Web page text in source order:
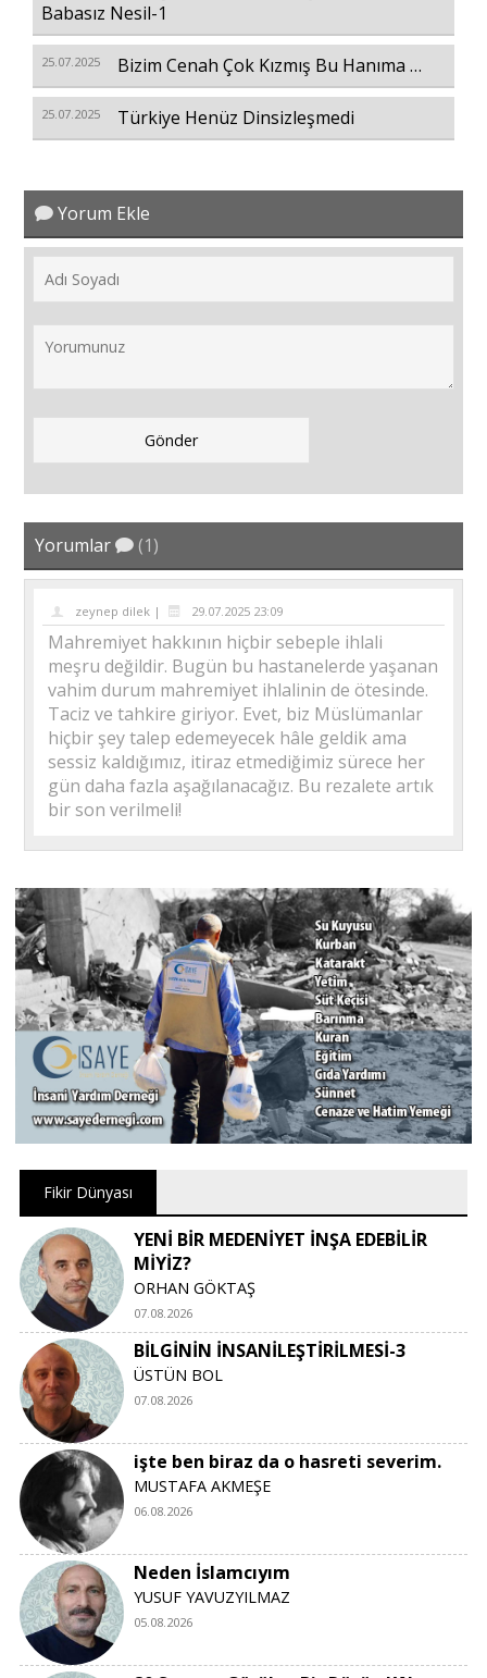
Babasız Nesil-1
25.07.2025 Bizim Cenah Çok Kızmış Bu Hanıma …
25.07.2025 Türkiye Henüz Dinsizleşmedi
Yorum Ekle
Yorumlar (1)
zeynep dilek | 29.07.2025 23:09
Mahremiyet hakkının hiçbir sebeple ihlali
meşru değildir. Bugün bu hastanelerde yaşanan
vahim durum mahremiyet ihlalinin de ötesinde.
Taciz ve tahkire giriyor. Evet, biz Müslümanlar
hiçbir şey talep edemeyecek hâle geldik ama
sessiz kaldığımız, itiraz etmediğimiz sürece her
gün daha fazla aşağılanacağız. Bu rezalete artık
bir son verilmeli!
Fikir Dünyası
YENİ BİR MEDENİYET İNŞA EDEBİLİR
MİYİZ?
ORHAN GÖKTAŞ
07.08.2026
BİLGİNİN İNSANİLEŞTİRİLMESİ-3
ÜSTÜN BOL
07.08.2026
işte ben biraz da o hasreti severim.
MUSTAFA AKMEŞE
06.08.2026
Neden İslamcıyım
YUSUF YAVUZYILMAZ
05.08.2026